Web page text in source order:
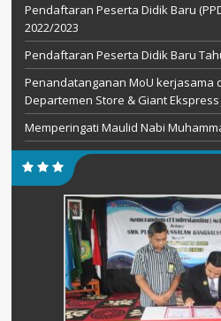
Pendaftaran Peserta Didik Baru
2022/2023
Pendaftaran Peserta Didik Baru
Penandatanganan MoU kerjasama
Departemen Store & Giant Ekspress
Memperingati Maulid Nabi